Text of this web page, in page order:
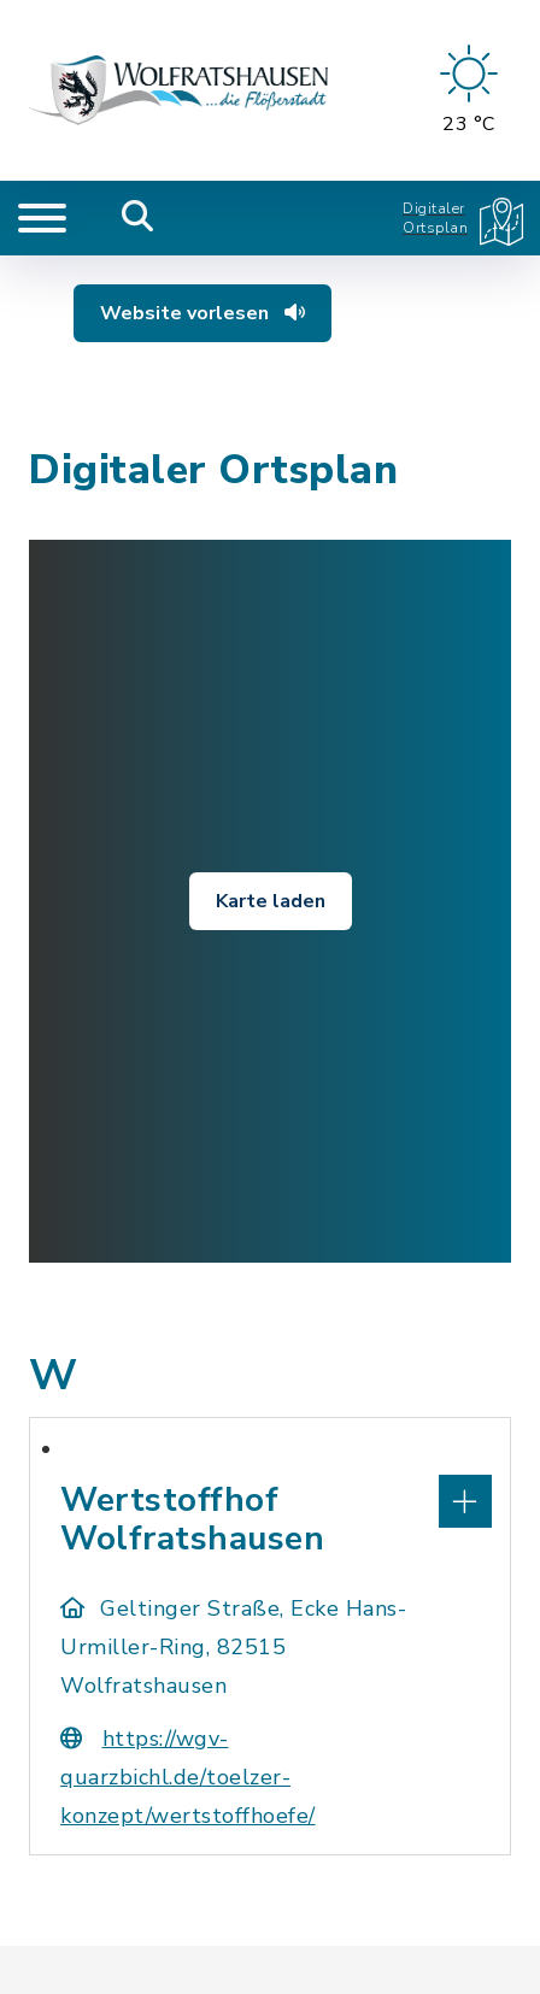
23 °C
Digitaler
Ortsplan
Website vorlesen
Digitaler Ortsplan
Karte laden
W
Wertstoffhof
Wolfratshausen
Geltinger Straße, Ecke Hans-
Urmiller-Ring, 82515
Wolfratshausen
https://wgv-
quarzbichl.de/toelzer-
konzept/wertstoffhoefe/